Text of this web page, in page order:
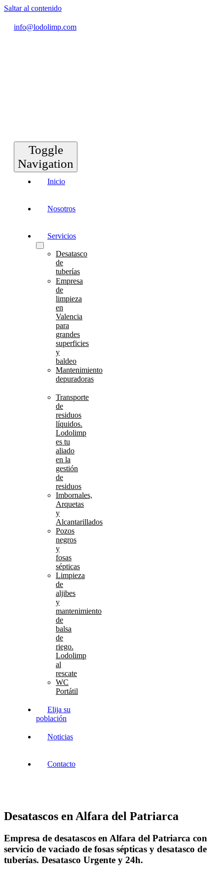
Saltar al contenido
info@lodolimp.com
Toggle
Navigation
Inicio
Nosotros
Servicios
Desatasco
de
tuberías
Empresa
de
limpieza
en
Valencia
para
grandes
superficies
y
baldeo
Mantenimiento
depuradoras
Transporte
de
residuos
líquidos.
Lodolimp
es tu
aliado
en la
gestión
de
residuos
Imbornales,
Arquetas
y
Alcantarillados
Pozos
negros
y
fosas
sépticas
Limpieza
de
aljibes
y
mantenimiento
de
balsa
de
riego.
Lodolimp
al
rescate
WC
Portátil
Elija su
población
Noticias
Contacto
Desatascos en Alfara del Patriarca
Empresa de desatascos en Alfara del Patriarca con
servicio de vaciado de fosas sépticas y desatasco de
tuberías. Desatasco Urgente y 24h.